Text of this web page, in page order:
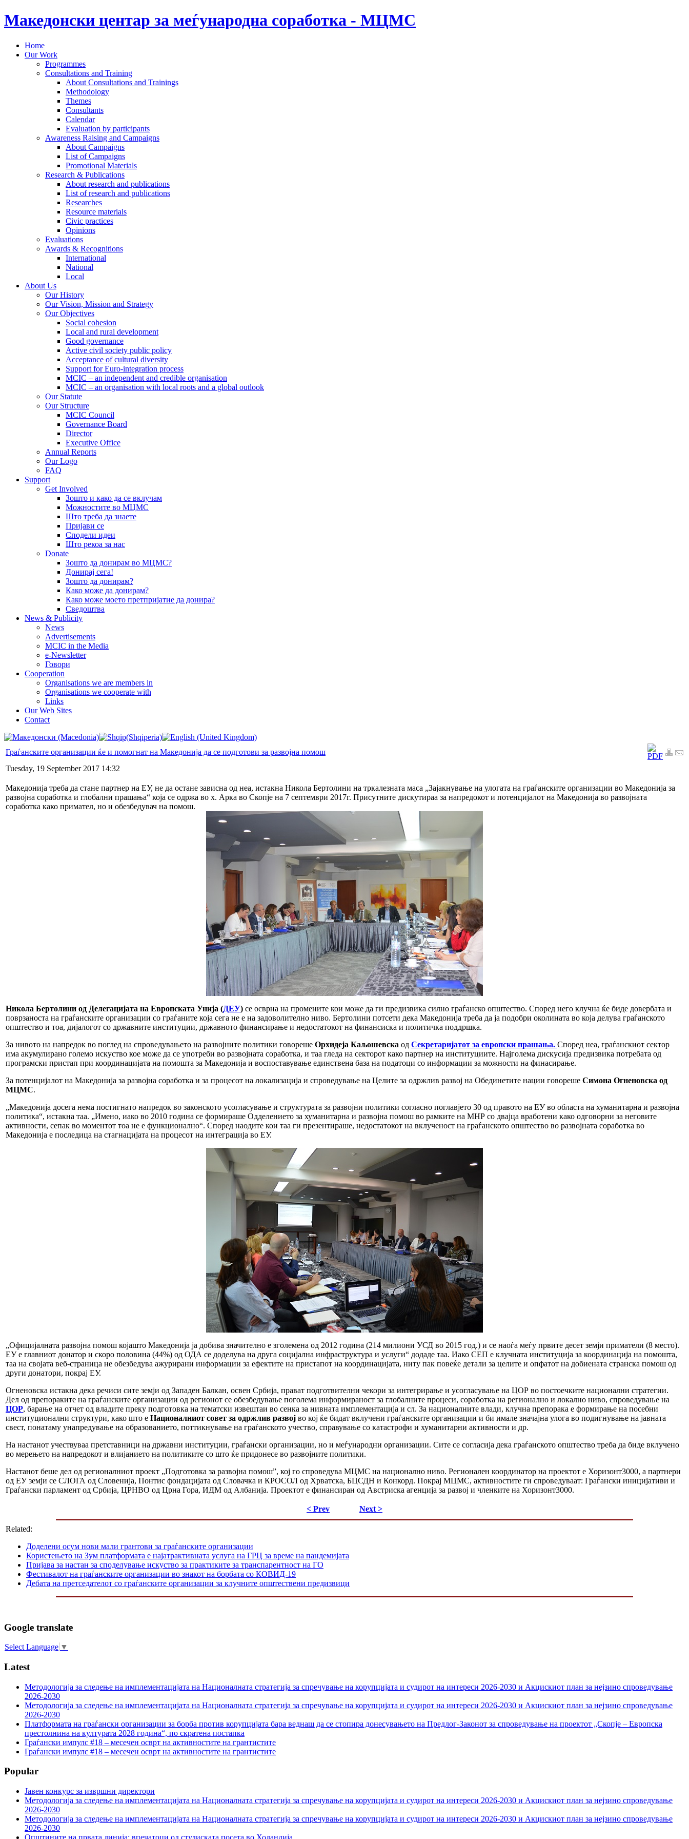
Македонски центар за меѓународна соработка - МЦМС
Home
Our Work
Programmes
Consultations and Training
About Consultations and Trainings
Methodology
Themes
Consultants
Calendar
Evaluation by participants
Awareness Raising and Campaigns
About Campaigns
List of Campaigns
Promotional Materials
Research & Publications
About research and publications
List of research and publications
Researches
Resource materials
Civic practices
Opinions
Evaluations
Awards & Recognitions
International
National
Local
About Us
Our History
Our Vision, Mission and Strategy
Our Objectives
Social cohesion
Local and rural development
Good governance
Active civil society public policy
Acceptance of cultural diversity
Support for Euro-integration process
MCIC – an independent and credible organisation
MCIC – an organisation with local roots and a global outlook
Our Statute
Our Structure
MCIC Council
Governance Board
Director
Executive Office
Annual Reports
Our Logo
FAQ
Support
Get Involved
Зошто и како да се вклучам
Можностите во МЦМС
Што треба да знаете
Пријави се
Сподели идеи
Што рекоа за нас
Donate
Зошто да донирам во МЦМС?
Донирај сега!
Зошто да донирам?
Како може да донирам?
Како може моето претпријатие да донира?
Сведоштва
News & Publicity
News
Advertisements
MCIC in the Media
e-Newsletter
Говори
Cooperation
Organisations we are members in
Organisations we cooperate with
Links
Our Web Sites
Contact
Граѓанските организации ќе и помогнат на Македонија да се подготови за развојна помош
Tuesday, 19 September 2017 14:32
Македонија треба да стане партнер на ЕУ, не да остане зависна од неа, истакна Никола Бертолини на тркалезната маса „Зајакнување на улогата на граѓанските организации во Македонија за
развојна соработка и глобални прашања“ која се одржа во х. Арка во Скопје на 7 септември 2017г. Присутните дискутираа за напредокот и потенцијалот на Македонија во развојната
соработка како примател, но и обезбедувач на помош.
Никола Бертолини од Делегацијата на Европската Унија (ДЕУ) се осврна на промените кои може да ги предизвика силно граѓанско општество. Според него клучна ќе биде довербата и
поврзаноста на граѓанските организации со граѓаните која сега не е на задоволително ниво. Бертолини потсети дека Македонија треба да ја подобри околината во која делува граѓанското
општество и тоа, дијалогот со државните институции, државното финансирање и недостатокот на финансиска и политичка поддршка.
За нивото на напредок во поглед на спроведувањето на развојните политики говореше Орхидеја Каљошевска од Секретаријатот за европски прашања. Според неа, граѓанскиот сектор
има акумулирано големо искуство кое може да се употреби во развојната соработка, и таа гледа на секторот како партнер на институциите. Најголема дискусија предизвика потребата од
програмски пристап при координацијата на помошта за Македонија и воспоставување единствена база на податоци со информации за можности на финасирање.
За потенцијалот на Македонија за развојна соработка и за процесот на локализација и спроведување на Целите за одржлив развој на Обединетите нации говореше Симона Огненовска од
МЦМС.
„Македонија досега нема постигнато напредок во законското усогласување и структурата за развојни политики согласно поглавјето 30 од правото на ЕУ во областа на хуманитарна и развојна
политика“, истакна таа. „Имено, иако во 2010 година се формираше Одделението за хуманитарна и развојна помош во рамките на МНР со двајца вработени како одговорни за неговите
активности, сепак во моментот тоа не е функционално“. Според наодите кои таа ги презентираше, недостатокот на вклученост на граѓанското општество во развојната соработка во
Македонија е последица на стагнацијата на процесот на интеграција во ЕУ.
„Официјалната развојна помош којашто Македонија ја добива значително е зголемена од 2012 година (214 милиони УСД во 2015 год.) и се наоѓа меѓу првите десет земји приматели (8 место).
ЕУ е главниот донатор и скоро половина (44%) од ОДА се доделува на друга социјална инфраструктура и услуги“ додаде таа. Иако СЕП е клучната институција за координација на помошта,
таа на својата веб-страница не обезбедува ажурирани информации за ефектите на пристапот на координацијата, ниту пак повеќе детали за целите и опфатот на добиената странска помош од
други донатори, покрај ЕУ.
Огненовска истакна дека речиси сите земји од Западен Балкан, освен Србија, прават подготвителни чекори за интегрирање и усогласување на ЦОР во постоечките национални стратегии.
Дел од препораките на граѓанските организации од регионот се обезбедување поголема информираност за глобалните процеси, соработка на регионално и локално ниво, спроведување на
ЦОР, барање на отчет од владите преку подготовка на тематски извештаи во сенка за нивната имплементација и сл. За националните влади, клучна препорака е формирање на посебни
институционални структури, како што е Националниот совет за одржлив развој во кој ќе бидат вклучени граѓанските организации и би имале значајна улога во подигнување на јавната
свест, понатаму унапредување на образованието, поттикнување на граѓанското учество, справување со катастрофи и хуманитарни активности и др.
На настанот учествуваа претставници на државни институции, граѓански организации, но и меѓународни организации. Сите се согласија дека граѓанското општество треба да биде вклучено
во мерењето на напредокот и влијанието на политиките со што ќе придонесе во развојните политики.
Настанот беше дел од регионалниот проект „Подготовка за развојна помош”, кој го спроведува МЦМС на национално ниво. Регионален координатор на проектот е Хоризонт3000, а партнери
од ЕУ земји се СЛОГА од Словенија, Понтис фондацијата од Словачка и КРОСОЛ од Хрватска, БЦСДН и Конкорд. Покрај МЦМС, активностите ги спроведуваат: Граѓански иницијативи и
Граѓански парламент од Србија, ЦРНВО од Црна Гора, ИДМ од Албанија. Проектот е финансиран од Австриска агенција за развој и членките на Хоризонт3000.
< Prev Next >
Related:
Доделени осум нови мали грантови за граѓанските организации
Користењето на Зум платформата е најатрактивната услуга на ГРЦ за време на пандемијата
Пријава за настан за споделување искуство за практиките за транспарентност на ГО
Фестивалот на граѓанските организации во знакот на борбата со КОВИД-19
Дебата на претседателот со граѓанските организации за клучните општествени предизвици
Google translate
Select Language ▼
Latest
Методологија за следење на имплементацијата на Националната стратегија за спречување на корупцијата и судирот на интереси 2026-2030 и Акцискиот план за нејзино спроведување
2026-2030
Методологија за следење на имплементацијата на Националната стратегија за спречување на корупцијата и судирот на интереси 2026-2030 и Акцискиот план за нејзино спроведување
2026-2030
Платформата на граѓански организации за борба против корупцијата бара веднаш да се стопира донесувањето на Предлог-Законот за спроведување на проектот „Скопје – Европска
престолнина на културата 2028 година“, по скратена постапка
Граѓански импулс #18 – месечен осврт на активностите на грантистите
Граѓански импулс #18 – месечен осврт на активностите на грантистите
Popular
Јавен конкурс за извршни директори
Методологија за следење на имплементацијата на Националната стратегија за спречување на корупцијата и судирот на интереси 2026-2030 и Акцискиот план за нејзино спроведување
2026-2030
Методологија за следење на имплементацијата на Националната стратегија за спречување на корупцијата и судирот на интереси 2026-2030 и Акцискиот план за нејзино спроведување
2026-2030